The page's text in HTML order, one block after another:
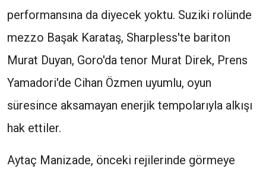
performansına da diyecek yoktu. Suziki rolünde
mezzo Başak Karataş, Sharpless'te bariton
Murat Duyan, Goro'da tenor Murat Direk, Prens
Yamadori'de Cihan Özmen uyumlu, oyun
süresince aksamayan enerjik tempolarıyla alkışı
hak ettiler.
Aytaç Manizade, önceki rejilerinde görmeye